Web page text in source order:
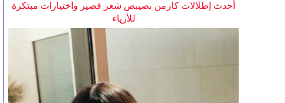
أحدث إطلالات كارمن بصيبص شعر قصير واختيارات مبتكرة
للأزياء